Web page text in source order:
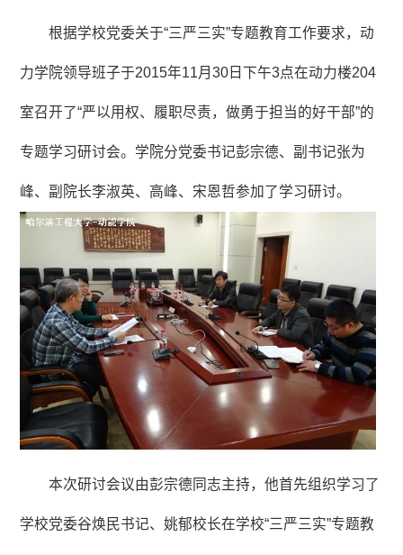
根据学校党委关于“三严三实”专题教育工作要求，动
力学院领导班子于2015年11月30日下午3点在动力楼204
室召开了“严以用权、履职尽责，做勇于担当的好干部”的
专题学习研讨会。学院分党委书记彭宗德、副书记张为
峰、副院长李淑英、高峰、宋恩哲参加了学习研讨。
本次研讨会议由彭宗德同志主持，他首先组织学习了
学校党委谷焕民书记、姚郁校长在学校“三严三实”专题教